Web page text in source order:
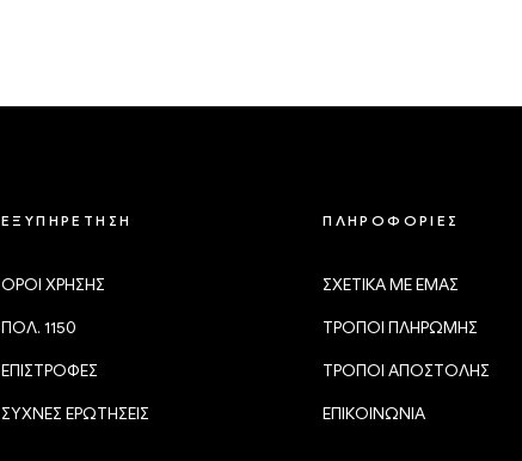
ΕΞΥΠΗΡΕΤΗΣΗ
ΟΡΟΙ ΧΡΗΣΗΣ
ΠΟΛ. 1150
ΕΠΙΣΤΡΟΦΕΣ
ΣΥΧΝΕΣ ΕΡΩΤΗΣΕΙΣ
ΠΛΗΡΟΦΟΡΙΕΣ
ΣΧΕΤΙΚΑ ΜΕ ΕΜΑΣ
ΤΡΟΠΟΙ ΠΛΗΡΩΜΗΣ
ΤΡΟΠΟΙ ΑΠΟΣΤΟΛΗΣ
ΕΠΙΚΟΙΝΩΝΙΑ